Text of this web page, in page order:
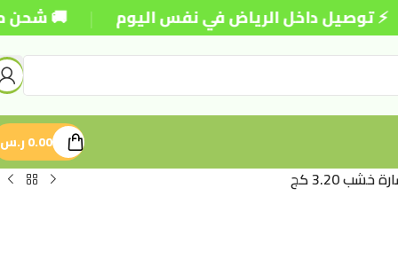
داخل الرياض في نفس اليوم | 🚚 شحن مجاني
0.00ر.س
3.20 كج